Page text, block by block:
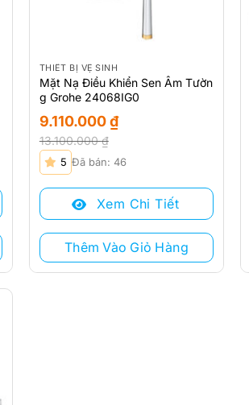
THIẾT BỊ VỆ SINH
Mặt Nạ Điều Khiển Sen Âm Tườn
g Grohe 24068IG0
13.100.000₫
Giá
gốc
là:
13.100.000 ₫.
9.110.000₫
Giá
hiện
tại
9.110.000 ₫.
5 Đã bán: 46
Xem Chi Tiết
Thêm Vào Giỏ Hàng